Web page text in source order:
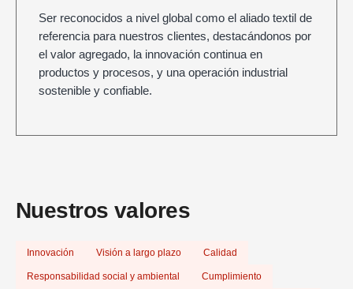
Ser reconocidos a nivel global como el aliado textil de
referencia para nuestros clientes, destacándonos por
el valor agregado, la innovación continua en
productos y procesos, y una operación industrial
sostenible y confiable.
Nuestros valores
Innovación Visión a largo plazo Calidad
Responsabilidad social y ambiental Cumplimiento